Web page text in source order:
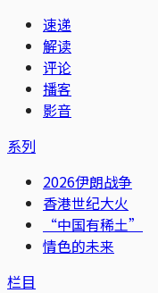
速递
解读
评论
播客
影音
系列
2026伊朗战争
香港世纪大火
“中国有稀土”
情色的未来
栏目